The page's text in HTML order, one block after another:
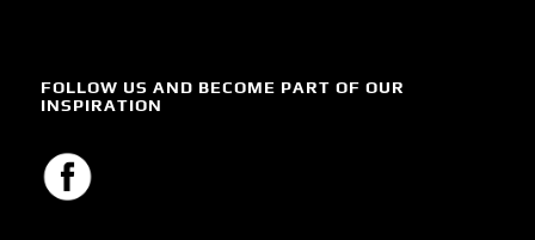
FOLLOW US AND BECOME PART OF OUR
INSPIRATION